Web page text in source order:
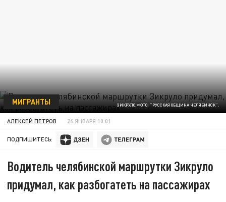
ЗИКРУЛО. ФОТО: "РУССКАЯ ОБЩИНА ЧЕЛЯБИНСК".
МИГРАНТЫ
АЛЕКСЕЙ ПЕТРОВ 26 ЯНВАРЯ 10:01
ПОДПИШИТЕСЬ:
Водитель челябинской маршрутки Зикруло
придумал, как разбогатеть на пассажирах